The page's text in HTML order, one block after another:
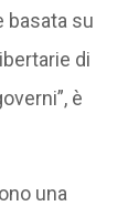
basata su
di
è
una